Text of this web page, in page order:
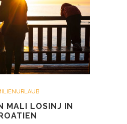
MALI LOSINJ IN